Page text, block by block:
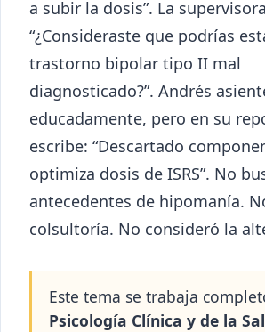
a subir la dosis”. La
“¿Consideraste que podrías
trastorno bipolar tipo II mal
diagnosticado?”. Andrés
educadamente, pero en su
escribe: “Descartado
optimiza dosis de ISRS”. No
antecedentes de hipomanía.
colsultoría. No consideró la
Este tema se trabaja
Psicología Clínica y de la